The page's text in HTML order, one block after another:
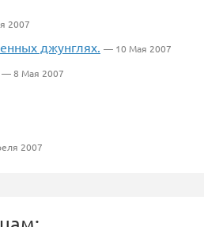
2007
джунглях. — 10 Мая 2007
— 8 Мая 2007
2007